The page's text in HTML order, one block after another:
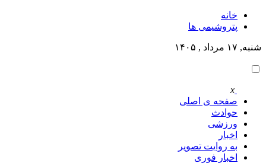
خانه
پتروشيمى ها
شنبه, ۱۷ مرداد , ۱۴۰۵
x
صفحه ی اصلی
حوادث
ورزشی
اخبار
به روایت تصویر
اخبار فوری